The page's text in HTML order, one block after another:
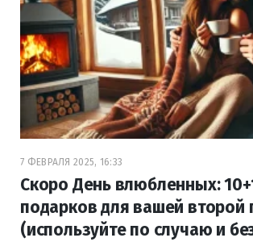
7 ФЕВРАЛЯ 2025, 16:33
Скоро День влюбленных:
подарков для вашей второй
(используйте по случаю и